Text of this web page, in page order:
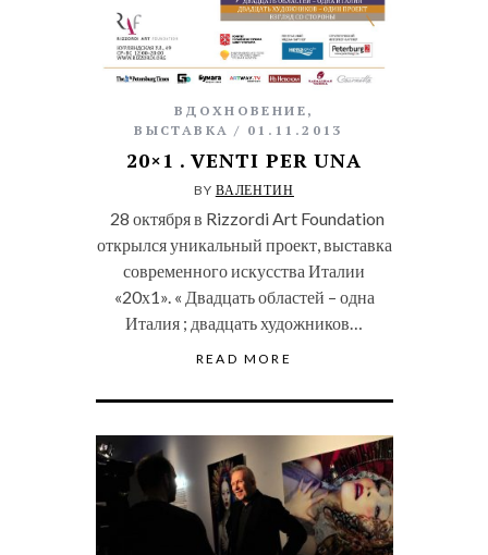
ВДОХНОВЕНИЕ ,
ВЫСТАВКА
01.11.2013
20×1 . VENTI PER UNA
BY ВАЛЕНТИН
28 октября в Rizzordi Art Foundation
открылся уникальный проект, выставка
современного искусства Италии
«20х1». « Двадцать областей – одна
Италия ; двадцать художников…
READ MORE